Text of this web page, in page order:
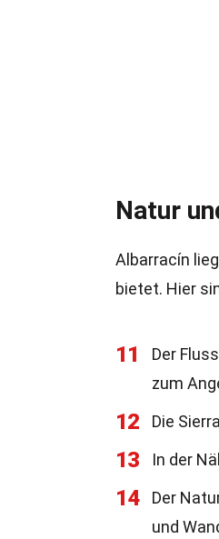
Natur
Albarracín
bietet. Hier
11
Der
zum
12 Die
13 In der
14
Der
und